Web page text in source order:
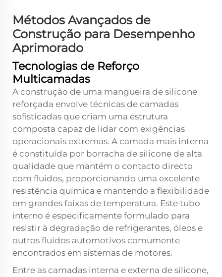
Métodos Avançados de
Construção para Desempenho
Aprimorado
Tecnologias de Reforço
Multicamadas
A construção de uma mangueira de silicone
reforçada envolve técnicas de camadas
sofisticadas que criam uma estrutura
composta capaz de lidar com exigências
operacionais extremas. A camada mais interna
é constituída por borracha de silicone de alta
qualidade que mantém o contacto directo
com fluidos, proporcionando uma excelente
resistência química e mantendo a flexibilidade
em grandes faixas de temperatura. Este tubo
interno é especificamente formulado para
resistir à degradação de refrigerantes, óleos e
outros fluidos automotivos comumente
encontrados em sistemas de motores.
Entre as camadas interna e externa de silicone,